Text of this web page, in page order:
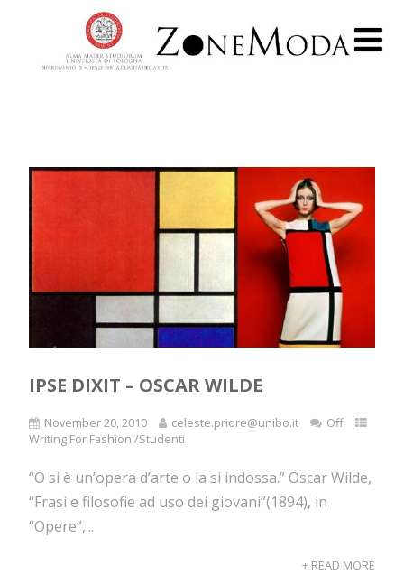
IPSE DIXIT – OSCAR WILDE
November 20, 2010 celeste.priore@unibo.it
Off
Writing For Fashion /Studenti
“O si è un’opera d’arte o la si indossa.” Oscar Wilde,
“Frasi e filosofie ad uso dei giovani”(1894), in
“Opere”,...
+ READ MORE